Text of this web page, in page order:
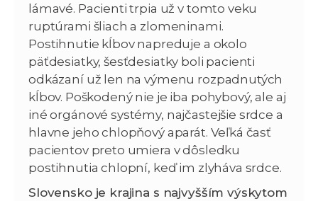
lámavé. Pacienti trpia už v tomto veku
ruptúrami šliach a zlomeninami.
Postihnutie kĺbov napreduje a okolo
päťdesiatky, šesťdesiatky boli pacienti
odkázaní už len na výmenu rozpadnutých
kĺbov. Poškodený nie je iba pohybový, ale aj
iné orgánové systémy, najčastejšie srdce a
hlavne jeho chlopňový aparát. Veľká časť
pacientov preto umiera v dôsledku
postihnutia chlopní, keď im zlyháva srdce.
Slovensko je krajina s najvyšším výskytom